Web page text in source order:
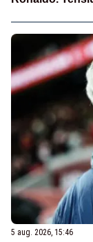
5 aug. 2026, 15:46